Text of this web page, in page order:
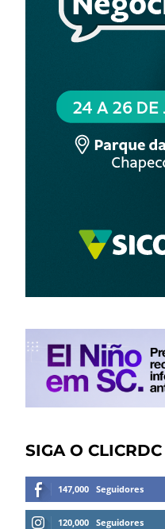
SIGA O CLICRDC
147,000 Seguidores
120,000 Seguidores